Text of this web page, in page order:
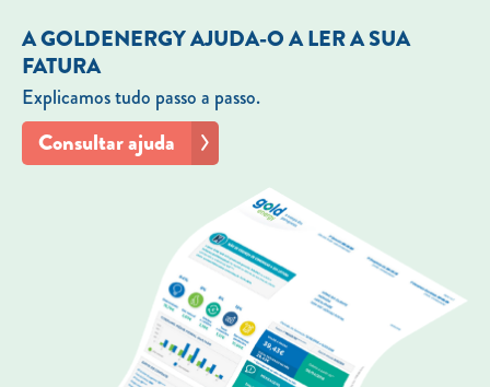
A GOLDENERGY AJUDA-O A LER A SUA
FATURA
Explicamos tudo passo a passo.
Consultar ajuda